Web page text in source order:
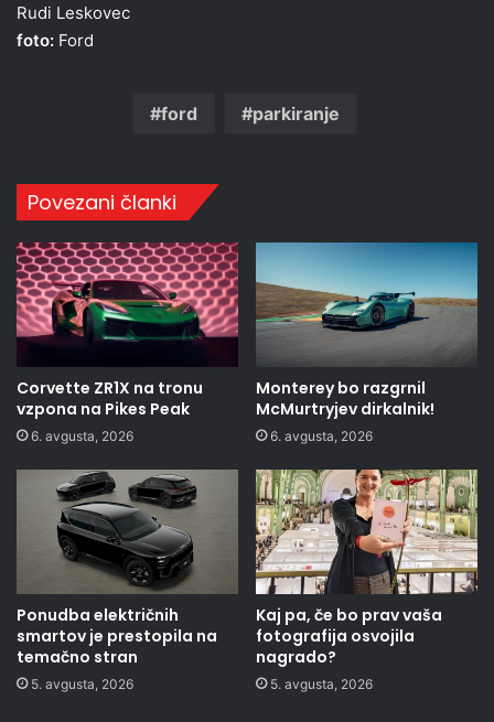
Rudi Leskovec
foto: Ford
ford parkiranje
Povezani članki
Corvette ZR1X na tronu
vzpona na Pikes Peak
6. avgusta, 2026
Monterey bo razgrnil
McMurtryjev dirkalnik!
6. avgusta, 2026
Ponudba električnih
smartov je prestopila na
temačno stran
5. avgusta, 2026
Kaj pa, če bo prav vaša
fotografija osvojila
nagrado?
5. avgusta, 2026